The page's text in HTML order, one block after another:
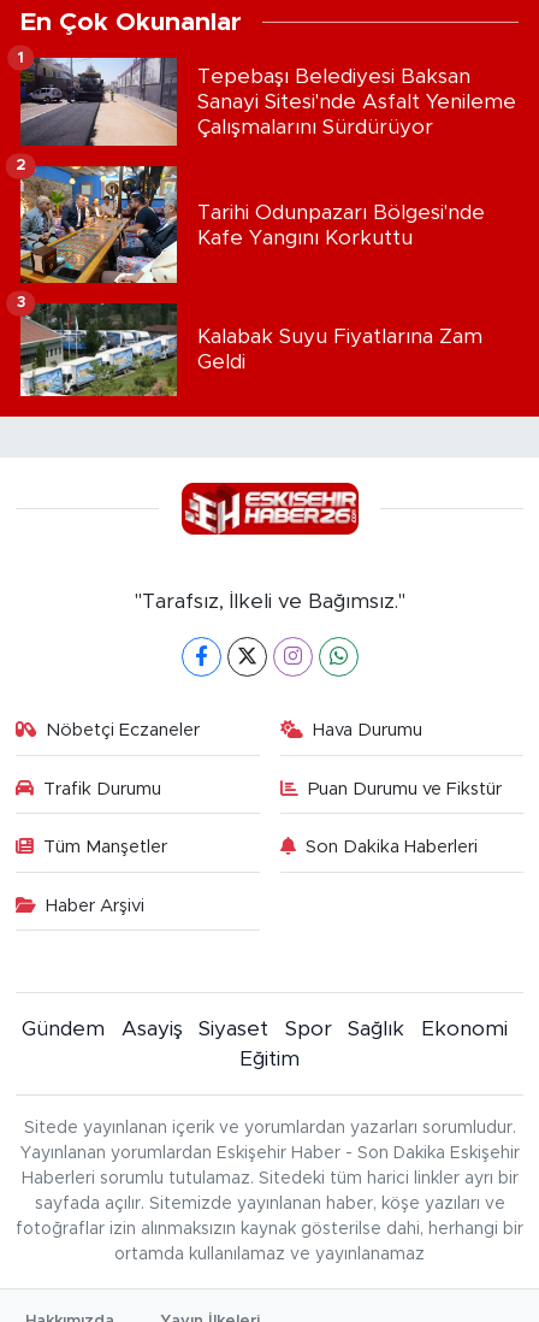
En Çok Okunanlar
Tepebaşı Belediyesi Baksan
Sanayi Sitesi'nde Asfalt Yenileme
Çalışmalarını Sürdürüyor
1
Tarihi Odunpazarı Bölgesi'nde
Kafe Yangını Korkuttu
2
Kalabak Suyu Fiyatlarına Zam
Geldi
3
"Tarafsız, İlkeli ve Bağımsız."
Nöbetçi Eczaneler Hava Durumu
Trafik Durumu Puan Durumu ve Fikstür
Tüm Manşetler Son Dakika Haberleri
Haber Arşivi
Gündem Asayiş Siyaset Spor Sağlık
Ekonomi
Eğitim
Sitede yayınlanan içerik ve yorumlardan yazarları sorumludur.
Yayınlanan yorumlardan Eskişehir Haber - Son Dakika Eskişehir
Haberleri sorumlu tutulamaz. Sitedeki tüm harici linkler ayrı bir
sayfada açılır. Sitemizde yayınlanan haber, köşe yazıları ve
fotoğraflar izin alınmaksızın kaynak gösterilse dahi, herhangi bir
ortamda kullanılamaz ve yayınlanamaz